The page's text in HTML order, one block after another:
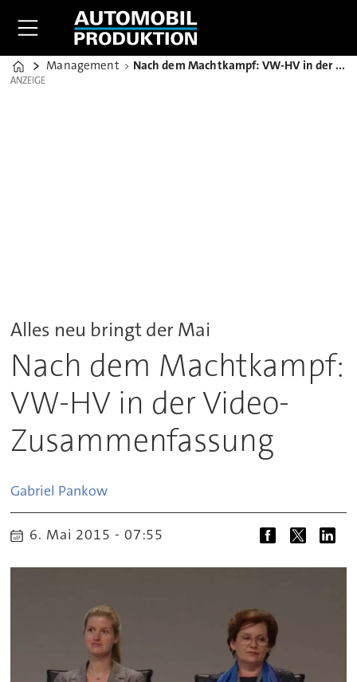
Home
Management Nach dem Machtkampf: VW-HV in der Video-Zusammenfassung
ANZEIGE
ANZEIGE
Alles neu bringt der Mai
Nach dem Machtkampf:
VW-HV in der Video-
Zusammenfassung
Gabriel Pankow
6. Mai 2015 - 07:55